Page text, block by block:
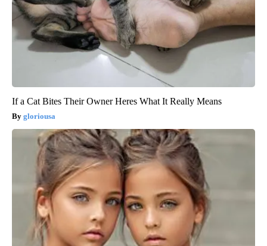
If a Cat Bites Their Owner Heres What It Really Means
gloriousa